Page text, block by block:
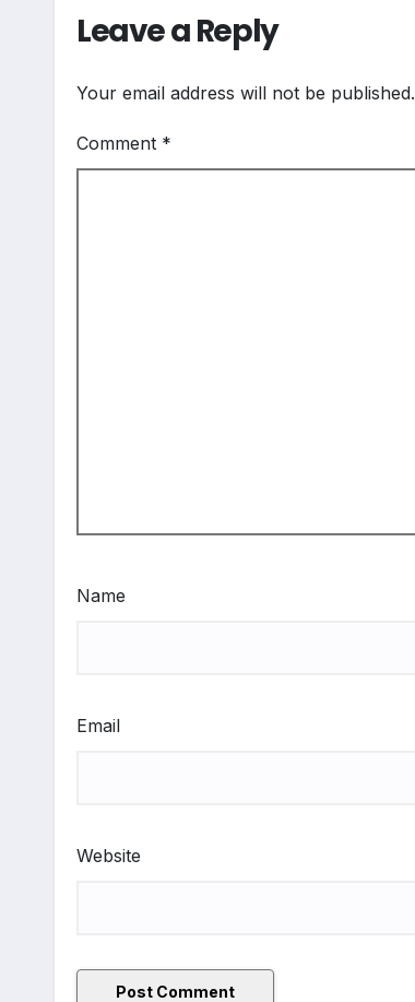
Leave a Reply
Your email address will not be published.
Comment *
Name
Email
Website